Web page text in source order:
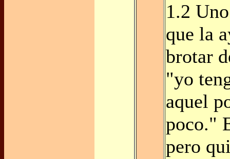
1.2
que la
brotar
"yo
aquel
poco."
pero